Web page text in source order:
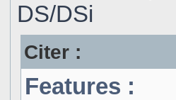
DS/DSi
Citer :
Features :